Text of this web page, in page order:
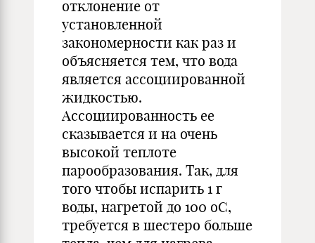
отклонение от
установленной
закономерности как раз и
объясняется тем, что вода
является ассоциированной
жидкостью.
Ассоциированность ее
сказывается и на очень
высокой теплоте
парообразования. Так, для
того чтобы испарить 1 г
воды, нагретой до 100 оС,
требуется в шестеро больше